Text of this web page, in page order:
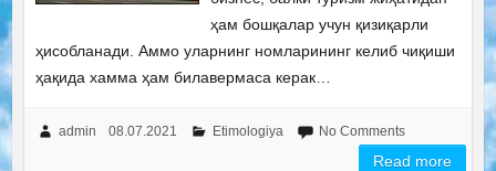
ҳам бошқалар учун қизиқарли
ҳисобланади. Аммо уларнинг номларининг келиб чиқиши
ҳақида хамма ҳам билавермаса керак…
admin 08.07.2021 Etimologiya No Comments
Read more